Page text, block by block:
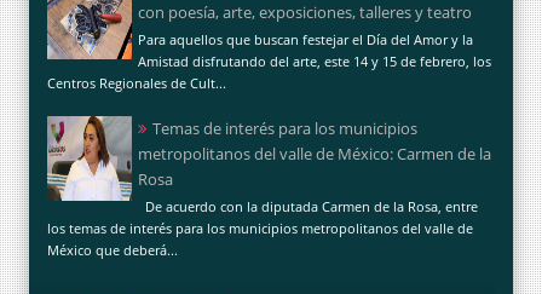
con poesía, arte, exposiciones, talleres y teatro
Para aquellos que buscan festejar el Día del Amor y la
Amistad disfrutando del arte, este 14 y 15 de febrero, los
Centros Regionales de Cult...
Temas de interés para los municipios
metropolitanos del valle de México: Carmen de la
Rosa
De acuerdo con la diputada Carmen de la Rosa, entre
los temas de interés para los municipios metropolitanos del valle de
México que deberá...